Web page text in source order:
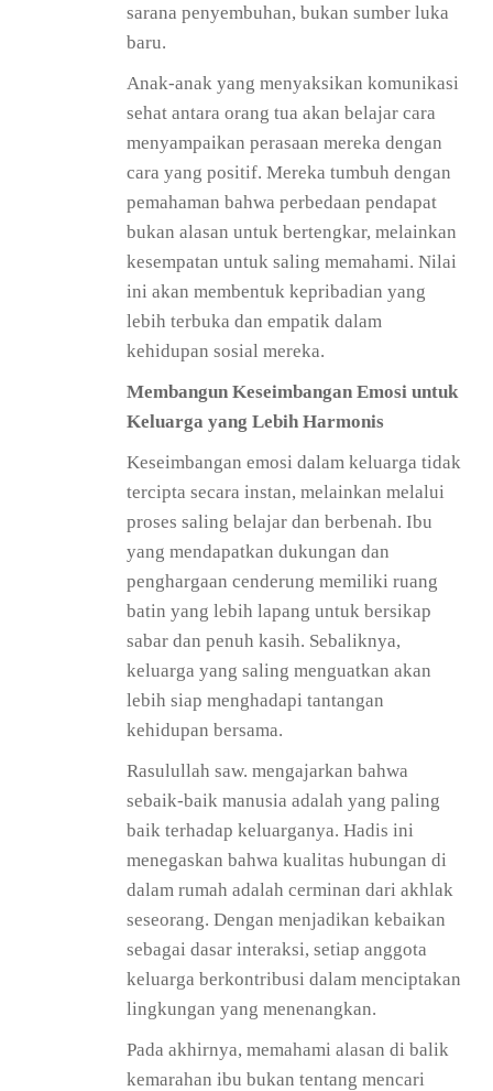
sarana penyembuhan, bukan sumber luka
baru.
Anak-anak yang menyaksikan komunikasi
sehat antara orang tua akan belajar cara
menyampaikan perasaan mereka dengan
cara yang positif. Mereka tumbuh dengan
pemahaman bahwa perbedaan pendapat
bukan alasan untuk bertengkar, melainkan
kesempatan untuk saling memahami. Nilai
ini akan membentuk kepribadian yang
lebih terbuka dan empatik dalam
kehidupan sosial mereka.
Membangun Keseimbangan Emosi untuk
Keluarga yang Lebih Harmonis
Keseimbangan emosi dalam keluarga tidak
tercipta secara instan, melainkan melalui
proses saling belajar dan berbenah. Ibu
yang mendapatkan dukungan dan
penghargaan cenderung memiliki ruang
batin yang lebih lapang untuk bersikap
sabar dan penuh kasih. Sebaliknya,
keluarga yang saling menguatkan akan
lebih siap menghadapi tantangan
kehidupan bersama.
Rasulullah saw. mengajarkan bahwa
sebaik-baik manusia adalah yang paling
baik terhadap keluarganya. Hadis ini
menegaskan bahwa kualitas hubungan di
dalam rumah adalah cerminan dari akhlak
seseorang. Dengan menjadikan kebaikan
sebagai dasar interaksi, setiap anggota
keluarga berkontribusi dalam menciptakan
lingkungan yang menenangkan.
Pada akhirnya, memahami alasan di balik
kemarahan ibu bukan tentang mencari